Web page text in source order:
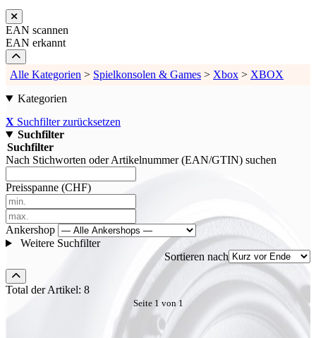
EAN scannen
EAN erkannt
Alle Kategorien > Spielkonsolen & Games > Xbox > XBOX
Kategorien
X Suchfilter zurücksetzen
Suchfilter
Suchfilter
Nach Stichworten oder Artikelnummer (EAN/GTIN) suchen
Preisspanne (CHF)
Ankershop
Weitere Suchfilter
Sortieren nach
Total der Artikel: 8
Seite 1 von 1